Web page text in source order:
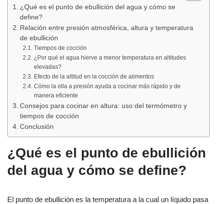
¿Qué es el punto de ebullición del agua y cómo se
define?
Relación entre presión atmosférica, altura y temperatura
de ebullición
Tiempos de cocción
¿Por qué el agua hierve a menor temperatura en altitudes
elevadas?
Efecto de la altitud en la cocción de alimentos
Cómo la olla a presión ayuda a cocinar más rápido y de
manera eficiente
Consejos para cocinar en altura: uso del termómetro y
tiempos de cocción
Conclusión
¿Qué es el punto de ebullición
del agua y cómo se define?
El punto de ebullición es la temperatura a la cual un líquido pasa